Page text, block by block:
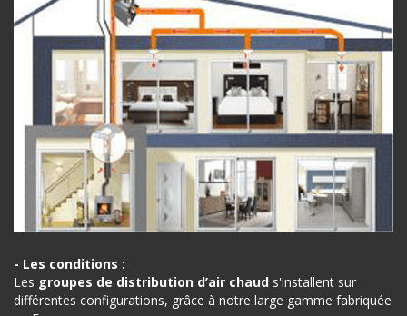
- Les conditions :
Les groupes de distribution d’air chaud s'installent sur
différentes configurations, grâce à notre large gamme fabriquée